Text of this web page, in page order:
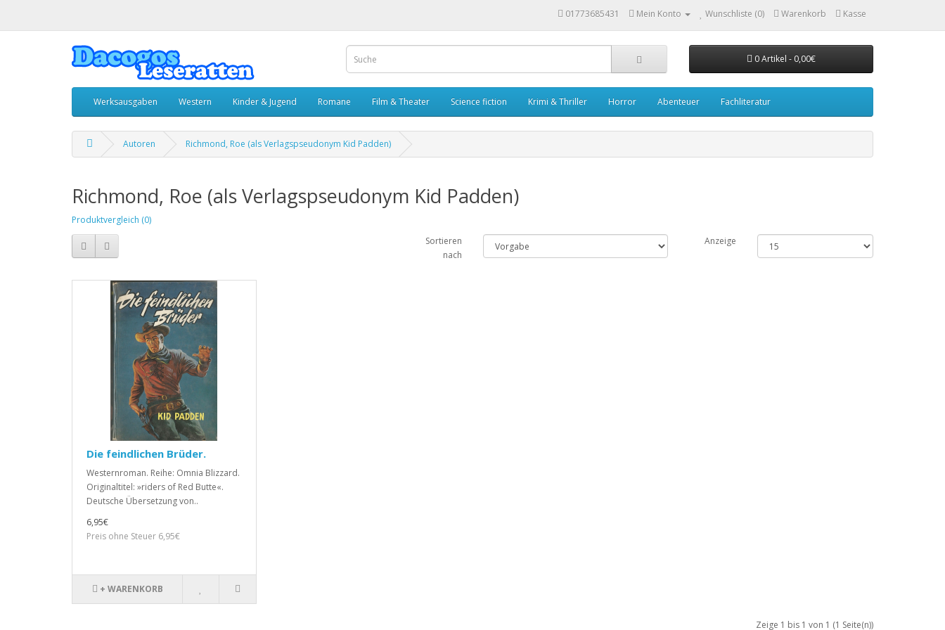
01773685431 Mein Konto Wunschliste (0) Warenkorb Kasse
0 Artikel - 0,00€
Werksausgaben Western Kinder & Jugend Romane Film & Theater Science fiction Krimi & Thriller Horror Abenteuer Fachliteratur
Autoren Richmond, Roe (als Verlagspseudonym Kid Padden)
Richmond, Roe (als Verlagspseudonym Kid Padden)
Produktvergleich (0)
Sortieren
nach
Anzeige
Die feindlichen Brüder.
Westernroman. Reihe: Omnia Blizzard.
Originaltitel: »riders of Red Butte«.
Deutsche Übersetzung von..
6,95€
Preis ohne Steuer 6,95€
+ WARENKORB
Zeige 1 bis 1 von 1 (1 Seite(n))